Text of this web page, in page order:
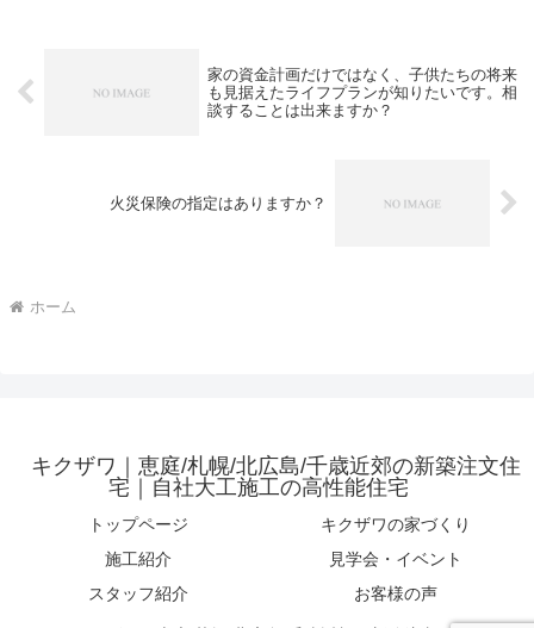
家の資金計画だけではなく、子供たちの将来
も見据えたライフプランが知りたいです。相
談することは出来ますか？
火災保険の指定はありますか？
ホーム
キクザワ｜恵庭/札幌/北広島/千歳近郊の新築注文住
宅｜自社大工施工の高性能住宅
トップページ
キクザワの家づくり
施工紹介
見学会・イベント
スタッフ紹介
お客様の声